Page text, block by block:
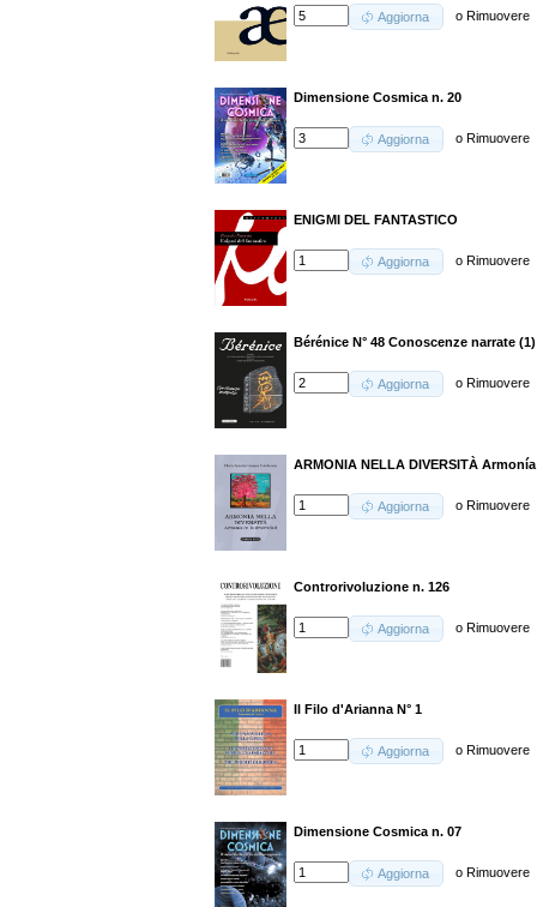
Aggiorna oRimuovere
Dimensione Cosmica n. 20
Aggiorna oRimuovere
ENIGMI DEL FANTASTICO
Aggiorna oRimuovere
Bérénice N° 48 Conoscenze narrate (1)
Aggiorna oRimuovere
ARMONIA NELLA DIVERSITÀ
Aggiorna oRimuovere
Controrivoluzione n. 126
Aggiorna oRimuovere
Il Filo d'Arianna N° 1
Aggiorna oRimuovere
Dimensione Cosmica n. 07
Aggiorna oRimuovere